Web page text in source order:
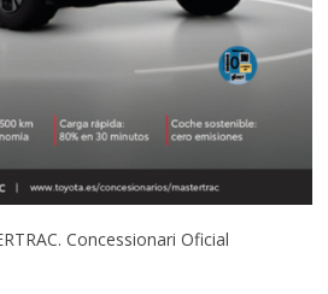
Concessionari Oficial